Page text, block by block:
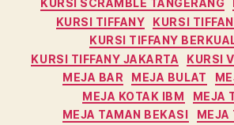
KURSI SCRAMBLE TANGERANG
KURSI TIFFANY
KURSI
KURSI TIFFANY
KURSI TIFFANY JAKARTA
KURSI
MEJA BAR
MEJA BULAT
MEJA KOTAK IBM
MEJA
MEJA TAMAN BEKASI
MEJA